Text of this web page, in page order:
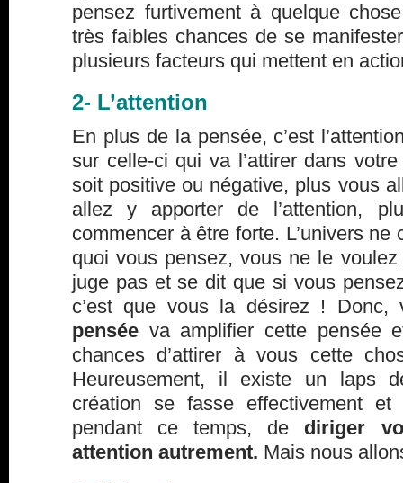
pensez furtivement à quelque
très faibles chances de se
plusieurs facteurs qui mettent en
2- L’attention
En plus de la pensée, c’est
sur celle-ci qui va l’attirer dans
soit positive ou négative, plus vous
allez y apporter de l’attention,
commencer à être forte. L’univers
quoi vous pensez, vous ne le
juge pas et se dit que si vous
c’est que vous la désirez !
pensée va amplifier cette pensée
chances d’attirer à vous cette
Heureusement, il existe un laps
création se fasse effectivement
pendant ce temps, de diriger
attention autrement. Mais nous